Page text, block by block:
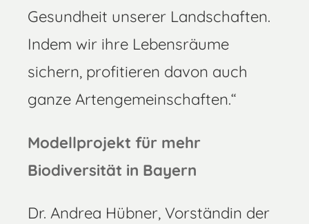
Gesundheit unserer Landschaften.
Indem wir ihre Lebensräume
sichern, profitieren davon auch
ganze Artengemeinschaften.“
Modellprojekt für mehr
Biodiversität in Bayern
Dr. Andrea Hübner, Vorständin der